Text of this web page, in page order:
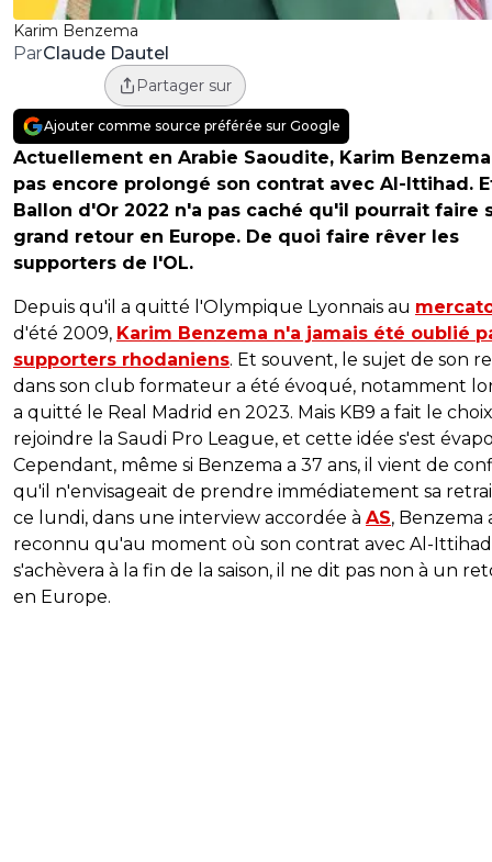
Karim Benzema
ParClaude Dautel
Partager sur
Ajouter comme source préférée sur Google
Actuellement en Arabie Saoudite, Karim
pas encore prolongé son contrat avec Al-Ittihad.
Ballon d'Or 2022 n'a pas caché qu'il pourrait faire
grand retour en Europe. De quoi faire rêver les
supporters de l'OL.
Depuis qu'il a quitté l'Olympique Lyonnais au
d'été 2009, Karim Benzema n'a jamais été oublié
supporters rhodaniens. Et souvent, le sujet de son
dans son club formateur a été évoqué, notamment
a quitté le Real Madrid en 2023. Mais KB9 a fait le
rejoindre la Saudi Pro League, et cette idée s'est
Cependant, même si Benzema a 37 ans, il vient de
qu'il n'envisageait de prendre immédiatement sa
ce lundi, dans une interview accordée à AS, Benzema
reconnu qu'au moment où son contrat avec Al-Ittihad
s'achèvera à la fin de la saison, il ne dit pas non à un
en Europe.